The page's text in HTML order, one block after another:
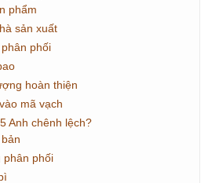
phẩm
sản xuất
phối
hoàn thiện
mã vạch
Anh chênh lệch?
phân phối